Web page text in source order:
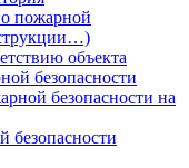
пожарной
объекта
безопасности
безопасности на
безопасности